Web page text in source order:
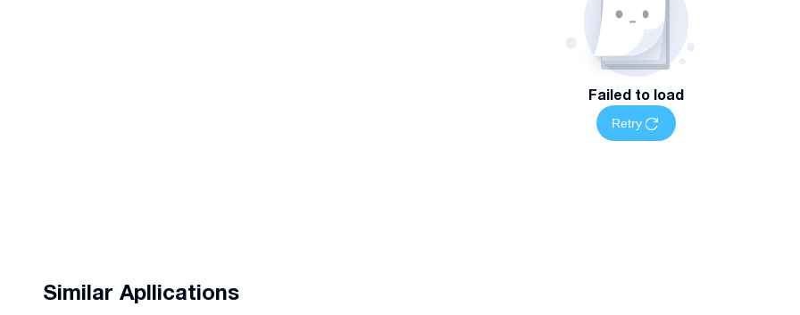
Failed to load
Retry
Similar Apllications